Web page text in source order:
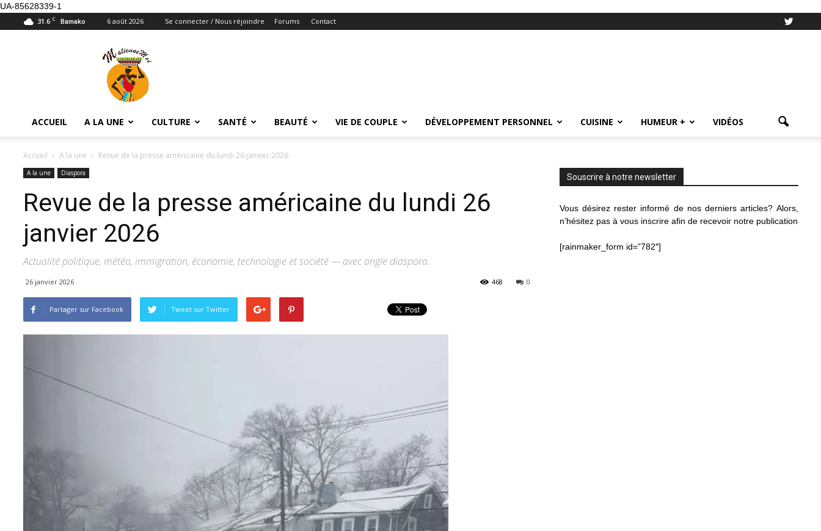
UA-85628339-1
31.6 C Bamako 6 août 2026 Se connecter / Nous réjoindre Forums Contact
Maliennemoi
ACCUEIL A LA UNE CULTURE SANTÉ BEAUTÉ VIE DE COUPLE DÉVELOPPEMENT PERSONNEL CUISINE HUMEUR + VIDÉOS
Accueil A la une Revue de la presse américaine du lundi 26 janvier 2026
A la une Diaspora
Revue de la presse américaine du lundi 26
janvier 2026
Actualité politique, météo, immigration, économie, technologie et société — avec angle diaspora.
26 janvier 2026 0
468
Partager sur Facebook Tweet sur ​​Twitter
Souscrire à notre newsletter
Vous désirez rester informé de nos derniers articles? Alors,
n’hésitez pas à vous inscrire afin de recevoir notre publication
[rainmaker_form id=”782″]